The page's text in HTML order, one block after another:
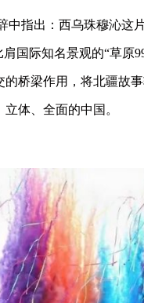
中指出：西乌珠穆沁这
肩国际知名景观的“草原
桥梁作用，将北疆故
体、全面的中国。